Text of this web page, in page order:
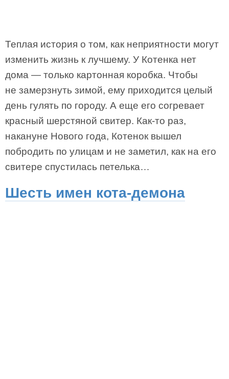
Теплая история о том, как неприятности могут
изменить жизнь к лучшему. У Котенка нет
дома — только картонная коробка. Чтобы
не замерзнуть зимой, ему приходится целый
день гулять по городу. А еще его согревает
красный шерстяной свитер. Как-то раз,
накануне Нового года, Котенок вышел
побродить по улицам и не заметил, как на его
свитере спустилась петелька…
Шесть имен кота-демона